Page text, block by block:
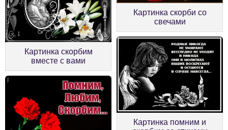
Картинка скорбим
вместе с вами
Картинка скорби со
свечами
Картинка помним и